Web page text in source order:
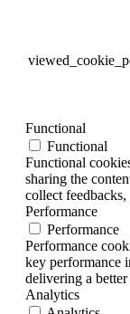
Functional
Functional
Functional
sharing the
collect
Performance
Performance
Performance
key performance
delivering a
Analytics